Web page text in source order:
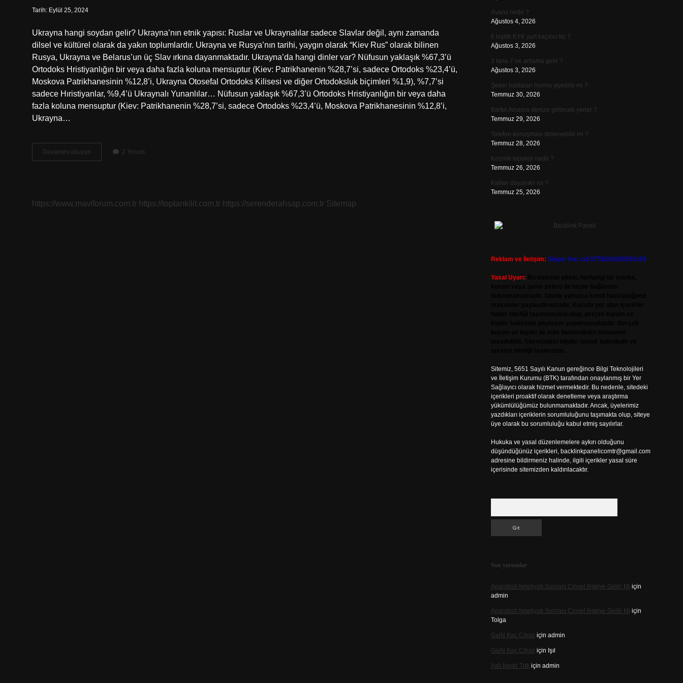
Tarih: Eylül 25, 2024
Ukrayna hangi soydan gelir? Ukrayna’nın etnik yapısı: Ruslar ve Ukraynalılar sadece Slavlar değil, aynı zamanda
dilsel ve kültürel olarak da yakın toplumlardır. Ukrayna ve Rusya’nın tarihi, yaygın olarak “Kiev Rus” olarak bilinen
Rusya, Ukrayna ve Belarus’un üç Slav ırkına dayanmaktadır. Ukrayna’da hangi dinler var? Nüfusun yaklaşık %67,3’ü
Ortodoks Hristiyanlığın bir veya daha fazla koluna mensuptur (Kiev: Patrikhanenin %28,7’si, sadece Ortodoks %23,4’ü,
Moskova Patrikhanesinin %12,8’i, Ukrayna Otosefal Ortodoks Kilisesi ve diğer Ortodoksluk biçimleri %1,9), %7,7’si
sadece Hıristiyanlar, %9,4’ü Ukraynalı Yunanlılar… Nüfusun yaklaşık %67,3’ü Ortodoks Hristiyanlığın bir veya daha
fazla koluna mensuptur (Kiev: Patrikhanenin %28,7’si, sadece Ortodoks %23,4’ü, Moskova Patrikhanesinin %12,8’i,
Ukrayna…
Devamını okuyun Ukrayna
Hangi
2 Yorum
https://www.maviforum.com.tr https://toptankilit.com.tr https://serenderahsap.com.tr Sitemap
Avans nedir ?
Ağustos 4, 2026
6 kişilik KYK yurt kaçıncı tip ?
Ağustos 3, 2026
3 tane 7 ne anlama gelir ?
Ağustos 3, 2026
Şeker hastaları hurma yiyebilir mi ?
Temmuz 30, 2026
Bartın Amasra denize girilecek yerler ?
Temmuz 29, 2026
Telefon konuşması dinlenebilir mi ?
Temmuz 28, 2026
Kozmik topoloji nedir ?
Temmuz 26, 2026
Kalker dayanıklı mı ?
Temmuz 25, 2026
Reklam ve İletişim: Skype: live:.cid.575569c608265c69
Yasal Uyarı:
Sitemiz, 5651 Sayılı Kanun gereğince Bilgi Teknolojileri
ve İletişim Kurumu (BTK) tarafından onaylanmış bir Yer
Sağlayıcı olarak hizmet vermektedir. Bu nedenle, sitedeki
içerikleri proaktif olarak denetleme veya araştırma
yükümlülüğümüz bulunmamaktadır. Ancak, üyelerimiz
yazdıkları içeriklerin sorumluluğunu taşımakta olup, siteye
üye olarak bu sorumluluğu kabul etmiş sayılırlar.
Hukuka ve yasal düzenlemelere aykırı olduğunu
düşündüğünüz içerikleri, backlinkpanelicomtr@gmail.com
adresine bildirmeniz halinde, ilgili içerikler yasal süre
içerisinde sitemizden kaldırılacaktır.
Son yorumlar
Apandisit Ameliyatı Sonrası Cinsel Ilişkiye Girilir Mi için
admin
Apandisit Ameliyatı Sonrası Cinsel Ilişkiye Girilir Mi için
Tolga
Gai̇N Kaç Cihaz için admin
Gai̇N Kaç Cihaz için Işıl
Aslı Nedir Tdk için admin